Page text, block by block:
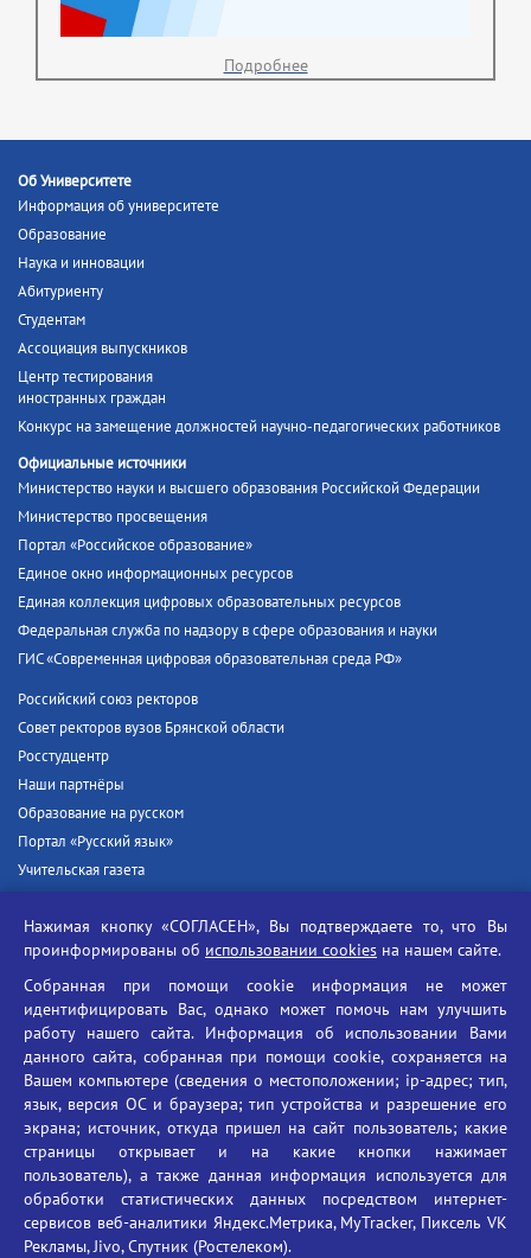
Подробнее
Об Университете
Информация об университете
Образование
Наука и инновации
Абитуриенту
Студентам
Ассоциация выпускников
Центр тестирования
иностранных граждан
Конкурс на замещение должностей научно-педагогических работников
Официальные источники
Министерство науки и высшего образования Российской Федерации
Министерство просвещения
Портал «Российское образование»
Единое окно информационных ресурсов
Единая коллекция цифровых образовательных ресурсов
Федеральная служба по надзору в сфере образования и науки
ГИС «Современная цифровая образовательная среда РФ»
Российский союз ректоров
Совет ректоров вузов Брянской области
Росстудцентр
Наши партнёры
Образование на русском
Портал «Русский язык»
Учительская газета
Единый портал государственных услуг
Противодействие угрозам информационной безопасности
Социальные ролики - Генеральная прокуратура РФ
Противодействие коррупции
БГУ против наркотиков
Брянский государственный университет
имени академика И.Г. Петровского
Время работы: пн-пт 09:00-18:00
E-mail: bryanskgu@mail.ru
Телефон: +7(4832)58-90-85
Нажимая кнопку «СОГЛАСЕН», Вы подтверждаете то, что Вы
проинформированы об использовании cookies на нашем сайте.
Собранная при помощи cookie информация не может
идентифицировать Вас, однако может помочь нам улучшить
работу нашего сайта. Информация об использовании Вами
данного сайта, собранная при помощи cookie, сохраняется на
Вашем компьютере (сведения о местоположении; ip-адрес; тип,
язык, версия ОС и браузера; тип устройства и разрешение его
экрана; источник, откуда пришел на сайт пользователь; какие
страницы открывает и на какие кнопки нажимает
пользователь), а также данная информация используется для
обработки статистических данных посредством интернет-
сервисов веб-аналитики Яндекс.Метрика, MyTracker, Пиксель VK
Рекламы, Jivo, Спутник (Ростелеком).